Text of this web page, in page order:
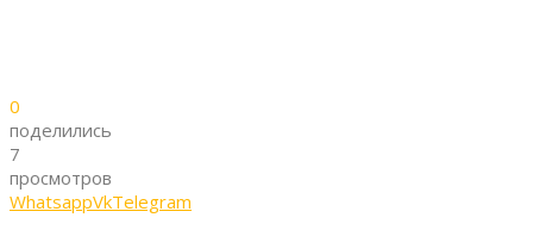
0
поделились
7
просмотров
WhatsappVkTelegram